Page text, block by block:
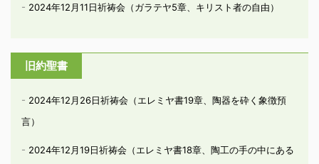
2024年12月11日祈祷会（ガラテヤ5章、キリスト者の自由）
旧約聖書
2024年12月26日祈祷会（エレミヤ書19章、陶器を砕く象徴預
言）
2024年12月19日祈祷会（エレミヤ書18章、陶工の手の中にある